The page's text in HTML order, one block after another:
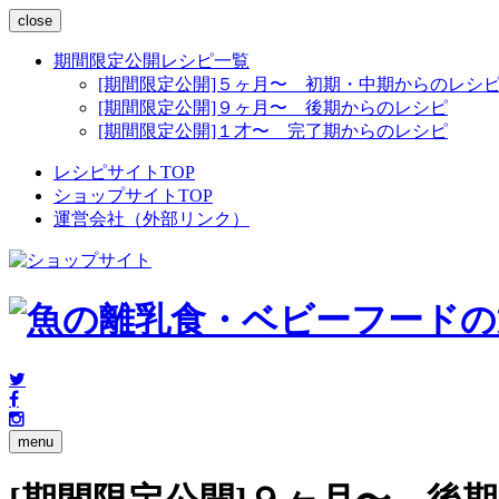
close
期間限定公開レシピ一覧
[期間限定公開]５ヶ月〜 初期・中期からのレシ
[期間限定公開]９ヶ月〜 後期からのレシピ
[期間限定公開]１才〜 完了期からのレシピ
レシピサイトTOP
ショップサイトTOP
運営会社（外部リンク）
menu